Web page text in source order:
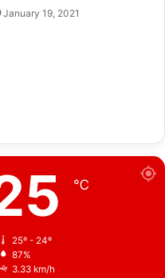
January 19, 2021
℃
25º - 24º
87%
3.33 km/h